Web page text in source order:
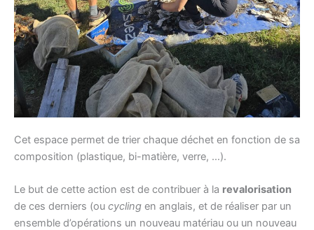
Cet espace permet de trier chaque déchet en fonction de sa
composition (plastique, bi-matière, verre, …).
Le but de cette action est de contribuer à la revalorisation
de ces derniers (ou cycling en anglais, et de réaliser par un
ensemble d’opérations un nouveau matériau ou un nouveau